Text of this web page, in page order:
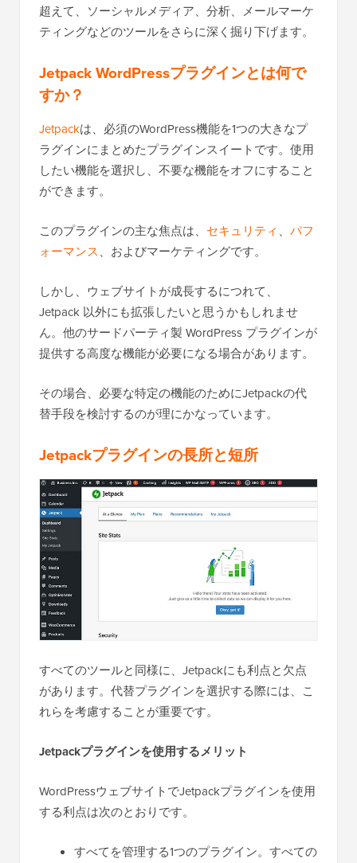
超えて、ソーシャルメディア、分析、メールマーケ
ティングなどのツールをさらに深く掘り下げます。
Jetpack WordPressプラグインとは何で
すか？
Jetpackは、必須のWordPress機能を1つの大きなプ
ラグインにまとめたプラグインスイートです。使用
したい機能を選択し、不要な機能をオフにすること
ができます。
このプラグインの主な焦点は、 セキュリティ 、 パフ
ォーマンス、およびマーケティングです。
しかし、ウェブサイトが成長するにつれて、
Jetpack 以外にも拡張したいと思うかもしれませ
ん。他のサードパーティ製 WordPress プラグインが
提供する高度な機能が必要になる場合があります。
その場合、必要な特定の機能のためにJetpackの代
替手段を検討するのが理にかなっています。
Jetpackプラグインの長所と短所
すべてのツールと同様に、Jetpackにも利点と欠点
があります。代替プラグインを選択する際には、こ
れらを考慮することが重要です。
Jetpackプラグインを使用するメリット
WordPressウェブサイトでJetpackプラグインを使用
する利点は次のとおりです。
すべてを管理する1つのプラグイン。すべての